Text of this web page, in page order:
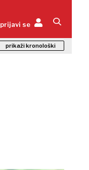
prijavi se
prikaži kronološki